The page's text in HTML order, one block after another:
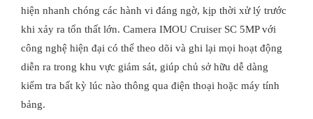
hiện nhanh chóng các hành vi đáng ngờ, kịp thời xử lý trước
khi xảy ra tổn thất lớn. Camera IMOU Cruiser SC 5MP với
công nghệ hiện đại có thể theo dõi và ghi lại mọi hoạt động
diễn ra trong khu vực giám sát, giúp chủ sở hữu dễ dàng
kiểm tra bất kỳ lúc nào thông qua điện thoại hoặc máy tính
bảng.